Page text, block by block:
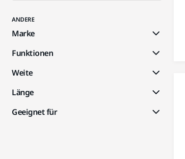
ANDERE
Marke
Funktionen
Weite
Länge
Geeignet für